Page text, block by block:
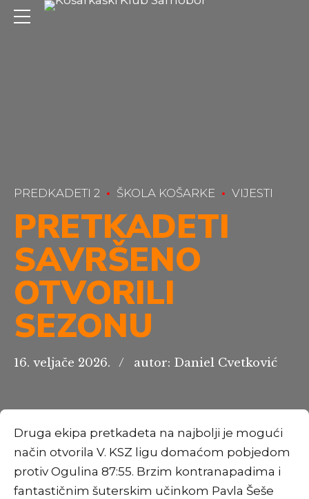
PREDKADETI 2 ŠKOLA KOŠARKE VIJESTI
PRETKADETI
SAVRŠENO
OTVORILI
SEZONU
16. veljače 2026. autor: Daniel Cvetković
Druga ekipa pretkadeta na najbolji je mogući
način otvorila V. KSZ ligu domaćom pobjedom
protiv Ogulina 87:55. Brzim kontranapadima i
fantastičnim šuterskim učinkom Pavla Šeše